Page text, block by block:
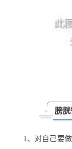
膀胱
1、对自己要